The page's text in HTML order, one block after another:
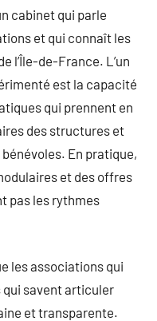
cabinet qui parle
et qui connaît les
l’Île-de-France. L’un
est la capacité
qui prennent en
des structures et
En pratique,
et des offres
pas les rythmes
les associations qui
qui savent articuler
et transparente.